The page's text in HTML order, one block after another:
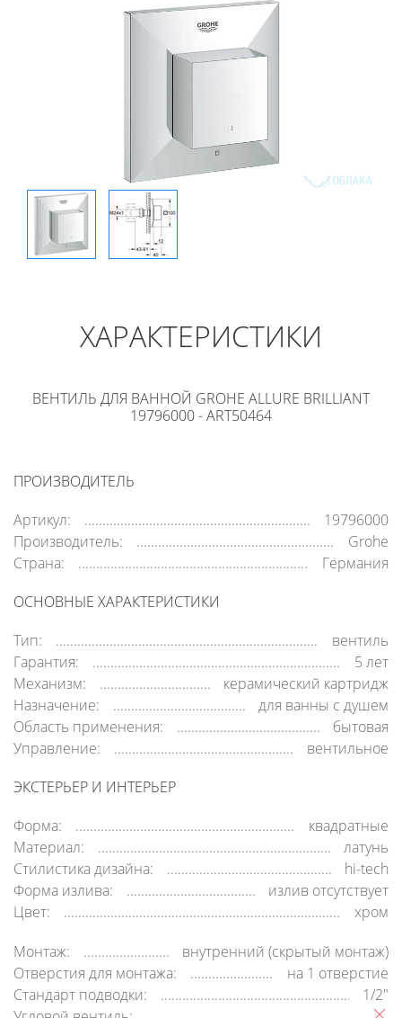
ХАРАКТЕРИСТИКИ
ВЕНТИЛЬ ДЛЯ ВАННОЙ GROHE ALLURE BRILLIANT
19796000 - ART50464
ПРОИЗВОДИТЕЛЬ
Артикул:
19796000
Производитель:
Grohe
Страна:
Германия
ОСНОВНЫЕ ХАРАКТЕРИСТИКИ
Тип:
вентиль
Гарантия:
5 лет
Механизм:
керамический картридж
Назначение:
для ванны с душем
Область применения:
бытовая
Управление:
вентильное
ЭКСТЕРЬЕР И ИНТЕРЬЕР
Форма:
квадратные
Материал:
латунь
Стилистика дизайна:
hi-tech
Форма излива:
излив отсутствует
Цвет:
хром
Монтаж:
внутренний (скрытый монтаж)
Отверстия для монтажа:
на 1 отверстие
Стандарт подводки:
1/2"